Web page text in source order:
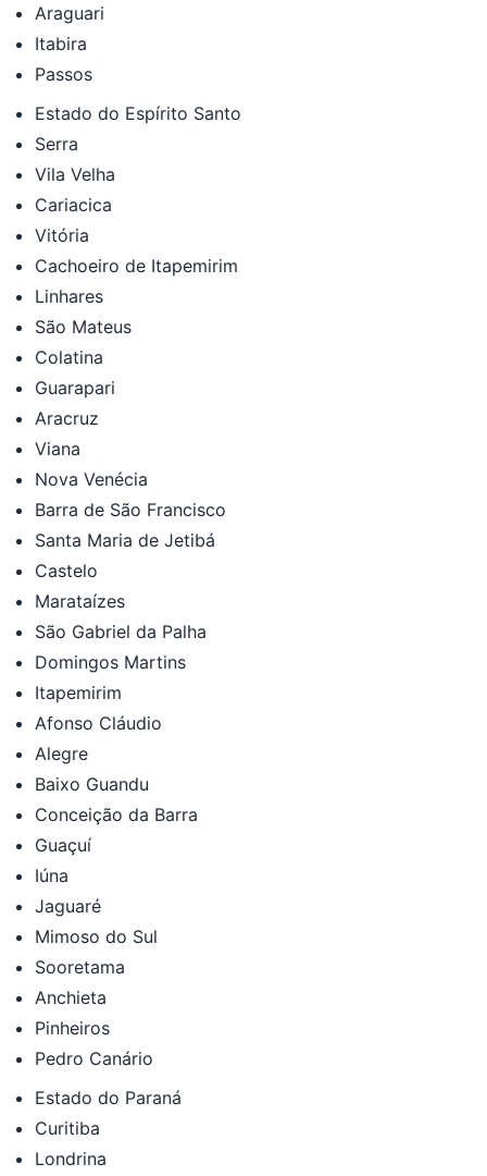
Araguari
Itabira
Passos
Estado do Espírito Santo
Serra
Vila Velha
Cariacica
Vitória
Cachoeiro de Itapemirim
Linhares
São Mateus
Colatina
Guarapari
Aracruz
Viana
Nova Venécia
Barra de São Francisco
Santa Maria de Jetibá
Castelo
Marataízes
São Gabriel da Palha
Domingos Martins
Itapemirim
Afonso Cláudio
Alegre
Baixo Guandu
Conceição da Barra
Guaçuí
Iúna
Jaguaré
Mimoso do Sul
Sooretama
Anchieta
Pinheiros
Pedro Canário
Estado do Paraná
Curitiba
Londrina